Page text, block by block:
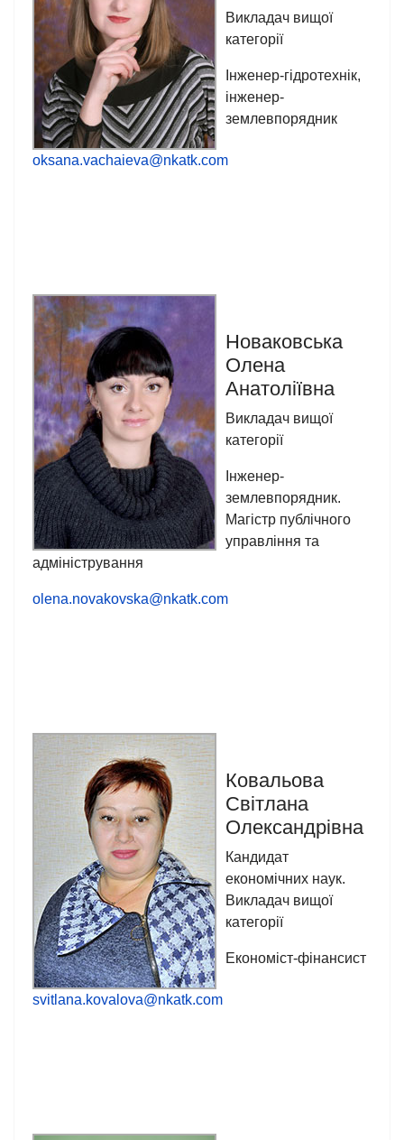
Викладач вищої
категорії
Інженер-гідротехнік,
інженер-
землевпорядник
oksana.vachaieva@nkatk.com
Новаковська
Олена
Анатоліївна
Викладач вищої
категорії
Інженер-
землевпорядник.
Магістр публічного
управління та
адміністрування
olena.novakovska@nkatk.com
Ковальова
Світлана
Олександрівна
Кандидат
економічних наук.
Викладач вищої
категорії
Економіст-фінансист
svitlana.kovalova@nkatk.com